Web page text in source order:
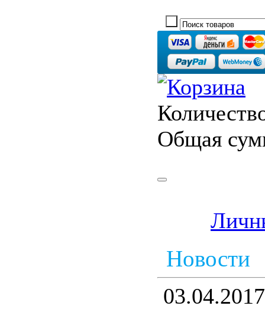
Общая
Новости
03.04.2017